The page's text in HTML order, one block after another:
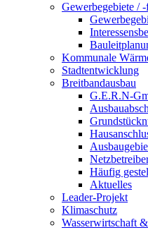
Gewerbegebiete /
Kommunale
Stadtentwicklung
Breitbandausbau
G.E.R.N-
Häufig
Aktuelles
Leader-Projekt
Klimaschutz
Wasserwirtschaft